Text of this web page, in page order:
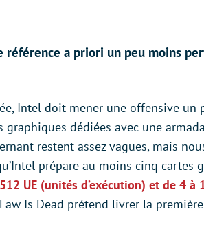
référence a priori un peu moins
Intel doit mener une offensive un
graphiques dédiées avec une
restent assez vagues, mais
prépare au moins cinq cartes
UE (unités d’exécution) et de 4 à
Law Is Dead prétend livrer la